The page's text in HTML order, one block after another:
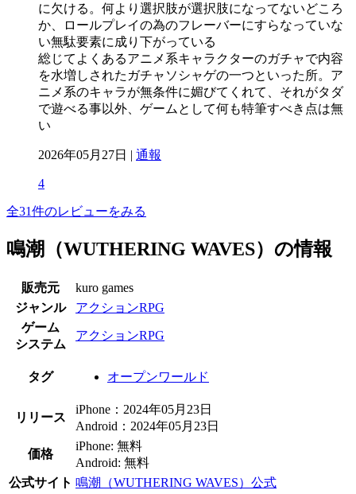
に欠ける。何より選択肢が選択肢になってないどころ
か、ロールプレイの為のフレーバーにすらなっていな
い無駄要素に成り下がっている
総じてよくあるアニメ系キャラクターのガチャで内容
を水増しされたガチャソシャゲの一つといった所。ア
ニメ系のキャラが無条件に媚びてくれて、それがタダ
で遊べる事以外、ゲームとして何も特筆すべき点は無
い
2026年05月27日 | 通報
4
全31件のレビューをみる
鳴潮（WUTHERING WAVES）の情報
販売元
kuro games
ジャンル
アクションRPG
ゲーム
システム
アクションRPG
タグ オープンワールド
リリース
iPhone：2024年05月23日
Android：2024年05月23日
価格
iPhone: 無料
Android: 無料
公式サイト 鳴潮（WUTHERING WAVES）公式